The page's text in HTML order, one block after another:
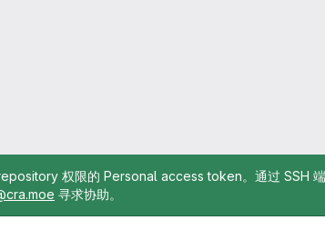
权限的 Personal access token。通过 SSH
寻求协助。